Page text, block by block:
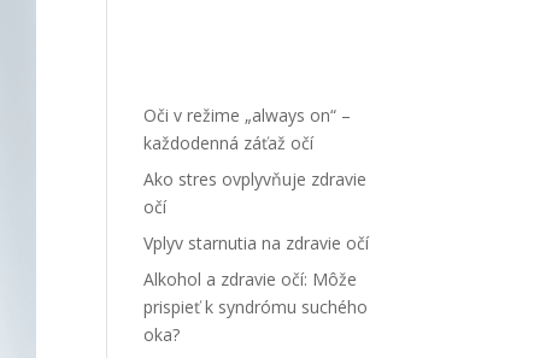
Oči v režime „always on“ –
každodenná záťaž očí
Ako stres ovplyvňuje zdravie
očí
Vplyv starnutia na zdravie očí
Alkohol a zdravie očí: Môže
prispieť k syndrómu suchého
oka?